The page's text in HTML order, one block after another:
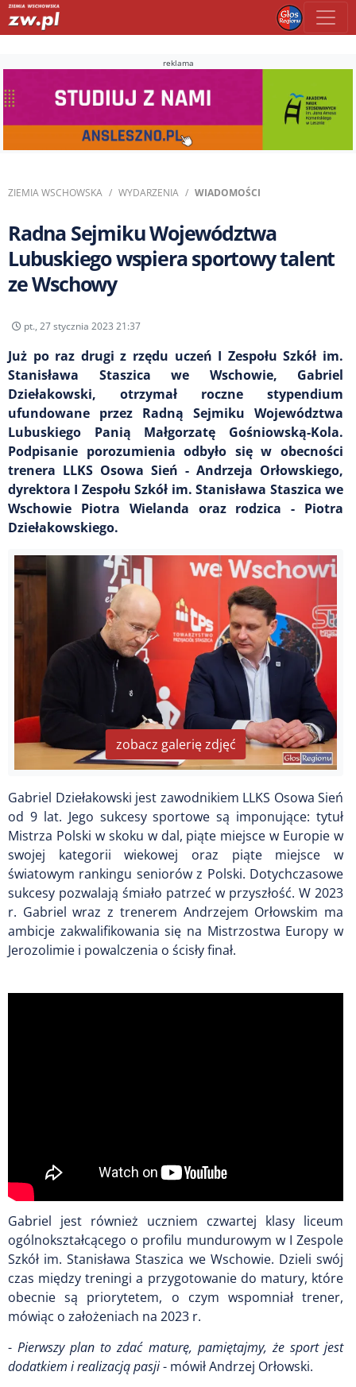
reklama
ZIEMIA WSCHOWSKA WYDARZENIA WIADOMOŚCI
Radna Sejmiku Województwa
Lubuskiego wspiera sportowy talent
ze Wschowy
pt., 27 stycznia 2023 21:37
Już po raz drugi z rzędu uczeń I Zespołu Szkół im.
Stanisława Staszica we Wschowie, Gabriel
Dziełakowski, otrzymał roczne stypendium
ufundowane przez Radną Sejmiku Województwa
Lubuskiego Panią Małgorzatę Gośniowską-Kola.
Podpisanie porozumienia odbyło się w obecności
trenera LLKS Osowa Sień - Andrzeja Orłowskiego,
dyrektora I Zespołu Szkół im. Stanisława Staszica we
Wschowie Piotra Wielanda oraz rodzica - Piotra
Dziełakowskiego.
zobacz galerię zdjęć
Gabriel Dziełakowski jest zawodnikiem LLKS Osowa Sień
od 9 lat. Jego sukcesy sportowe są imponujące: tytuł
Mistrza Polski w skoku w dal, piąte miejsce w Europie w
swojej kategorii wiekowej oraz piąte miejsce w
światowym rankingu seniorów z Polski. Dotychczasowe
sukcesy pozwalają śmiało patrzeć w przyszłość. W 2023
r. Gabriel wraz z trenerem Andrzejem Orłowskim ma
ambicje zakwalifikowania się na Mistrzostwa Europy w
Jerozolimie i powalczenia o ścisły finał.
Gabriel jest również uczniem czwartej klasy liceum
ogólnokształcącego o profilu mundurowym w I Zespole
Szkół im. Stanisława Staszica we Wschowie. Dzieli swój
czas między treningi a przygotowanie do matury, które
obecnie są priorytetem, o czym wspomniał trener,
mówiąc o założeniach na 2023 r.
-Pierwszy plan to zdać maturę, pamiętajmy, że sport jest
dodatkiem i realizacją pasji- mówił Andrzej Orłowski.